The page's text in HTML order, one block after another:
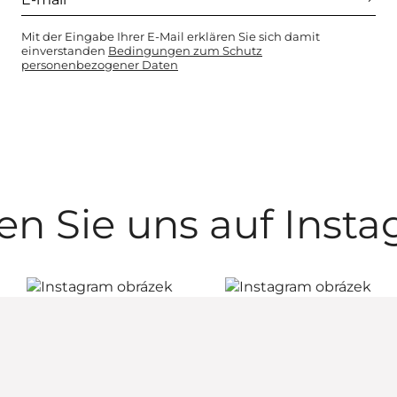
Mit der Eingabe Ihrer E-Mail erklären Sie sich damit
einverstanden Bedingungen zum Schutz
personenbezogener Daten
Sie uns auf